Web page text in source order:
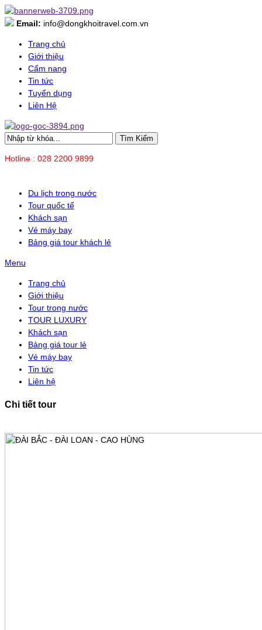
Email: info@dongkhoitravel.com.vn
Trang chủ
Giới thiệu
Cẩm nang
Tin tức
Tuyển dụng
Liên Hệ
Tìm Kiếm
Hotline : 028 2200 9899
Du lịch trong nước
Tour quốc tế
Khách sạn
Vé máy bay
Bảng giá tour khách lẻ
Menu
Trang chủ
Giới thiệu
Tour trong nước
TOUR LUXURY
Khách sạn
Bảng giá tour lẻ
Vé máy bay
Tin tức
Liên hệ
Chi tiết tour